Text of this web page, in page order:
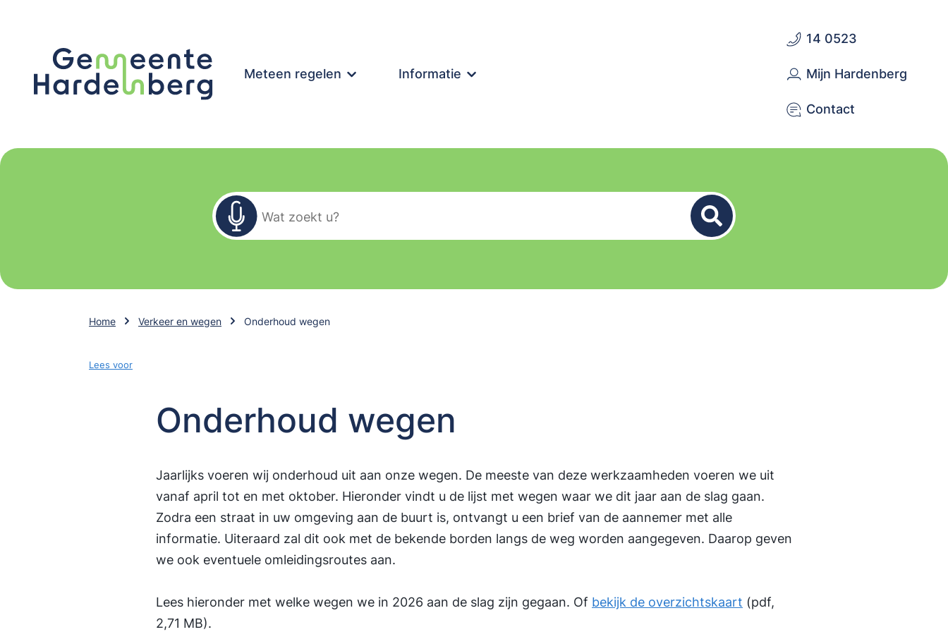
Meteen regelen Informatie
14 0523
Mijn Hardenberg
Contact
Zoekformulier
Wat zoekt u?
Home Verkeer en wegen Onderhoud wegen
Lees voor
Onderhoud wegen
Jaarlijks voeren wij onderhoud uit aan onze wegen. De meeste van deze werkzaamheden voeren we uit
vanaf april tot en met oktober. Hieronder vindt u de lijst met wegen waar we dit jaar aan de slag gaan.
Zodra een straat in uw omgeving aan de buurt is, ontvangt u een brief van de aannemer met alle
informatie. Uiteraard zal dit ook met de bekende borden langs de weg worden aangegeven. Daarop geven
we ook eventuele omleidingsroutes aan.
Lees hieronder met welke wegen we in 2026 aan de slag zijn gegaan. Of bekijk de overzichtskaart (pdf,
2,71 MB).